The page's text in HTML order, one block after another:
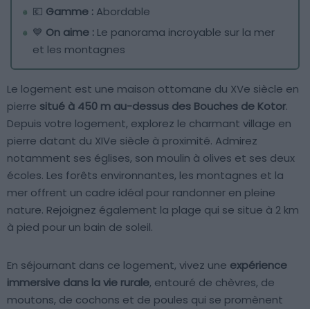
💶 Gamme : Abordable
💙 On aime : Le panorama incroyable sur la mer
et les montagnes
Le logement est une maison ottomane du XVe siècle en
pierre situé à 450 m au-dessus des Bouches de Kotor.
Depuis votre logement, explorez le charmant village en
pierre datant du XIVe siècle à proximité. Admirez
notamment ses églises, son moulin à olives et ses deux
écoles. Les forêts environnantes, les montagnes et la
mer offrent un cadre idéal pour randonner en pleine
nature. Rejoignez également la plage qui se situe à 2 km
à pied pour un bain de soleil.
En séjournant dans ce logement, vivez une expérience
immersive dans la vie rurale, entouré de chèvres, de
moutons, de cochons et de poules qui se promènent